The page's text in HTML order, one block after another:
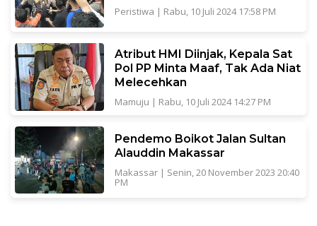
Peristiwa | Rabu, 10 Juli 2024 17:58 PM
Atribut HMI Diinjak, Kepala Sat
Pol PP Minta Maaf, Tak Ada Niat
Melecehkan
Mamuju | Rabu, 10 Juli 2024 14:27 PM
Pendemo Boikot Jalan Sultan
Alauddin Makassar
Makassar| Senin, 20 November 2023 20:40
PM